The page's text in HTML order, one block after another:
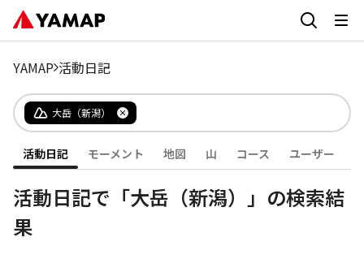
YAMAP 活動日記
大岳（新潟）
活動日記 モーメント 地図 山 コース ユーザー
活動日記で「大岳（新潟）」の検索結
果